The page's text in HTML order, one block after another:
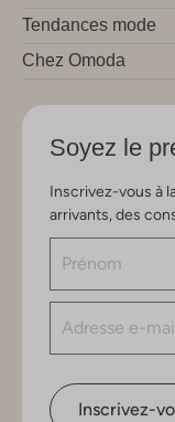
Tendances mode
Chez Omoda
Soyez le
Inscrivez-vous à
arrivants, des
Inscrivez-